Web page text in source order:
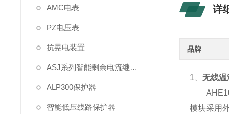
详
品牌
1、无线温
模块采用
AMC电表
PZ电压表
抗晃电装置
ASJ系列智能剩余电流继电器
ALP300保护器
智能低压线路保护器